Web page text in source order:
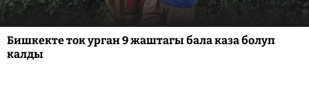
Бишкекте ток урган 9 жаштагы бала каза болуп
калды